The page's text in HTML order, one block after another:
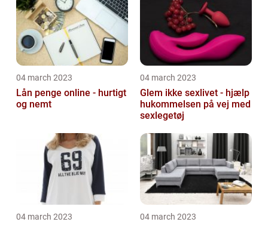
04 march 2023
Lån penge online - hurtigt
og nemt
04 march 2023
Glem ikke sexlivet - hjælp
hukommelsen på vej med
sexlegetøj
04 march 2023 04 march 2023